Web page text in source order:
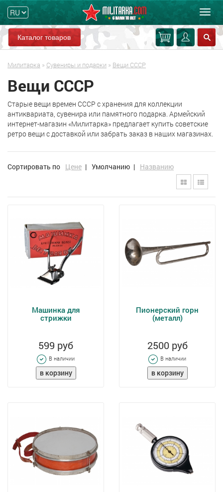
Каталог товаров
Милитарка » Сувениры и подарки » Вещи СССР
Вещи СССР
Старые вещи времен СССР с хранения для коллекции
антиквариата, сувенира или памятного подарка. Армейский
интернет-магазин «Милитарка» предлагает купить советские
ретро вещи с доставкой или забрать заказ в наших магазинах.
Сортировать по Цене | Умолчанию | Названию
Машинка для
стрижки
599 руб
В наличии
Пионерский горн
(металл)
2500 руб
В наличии